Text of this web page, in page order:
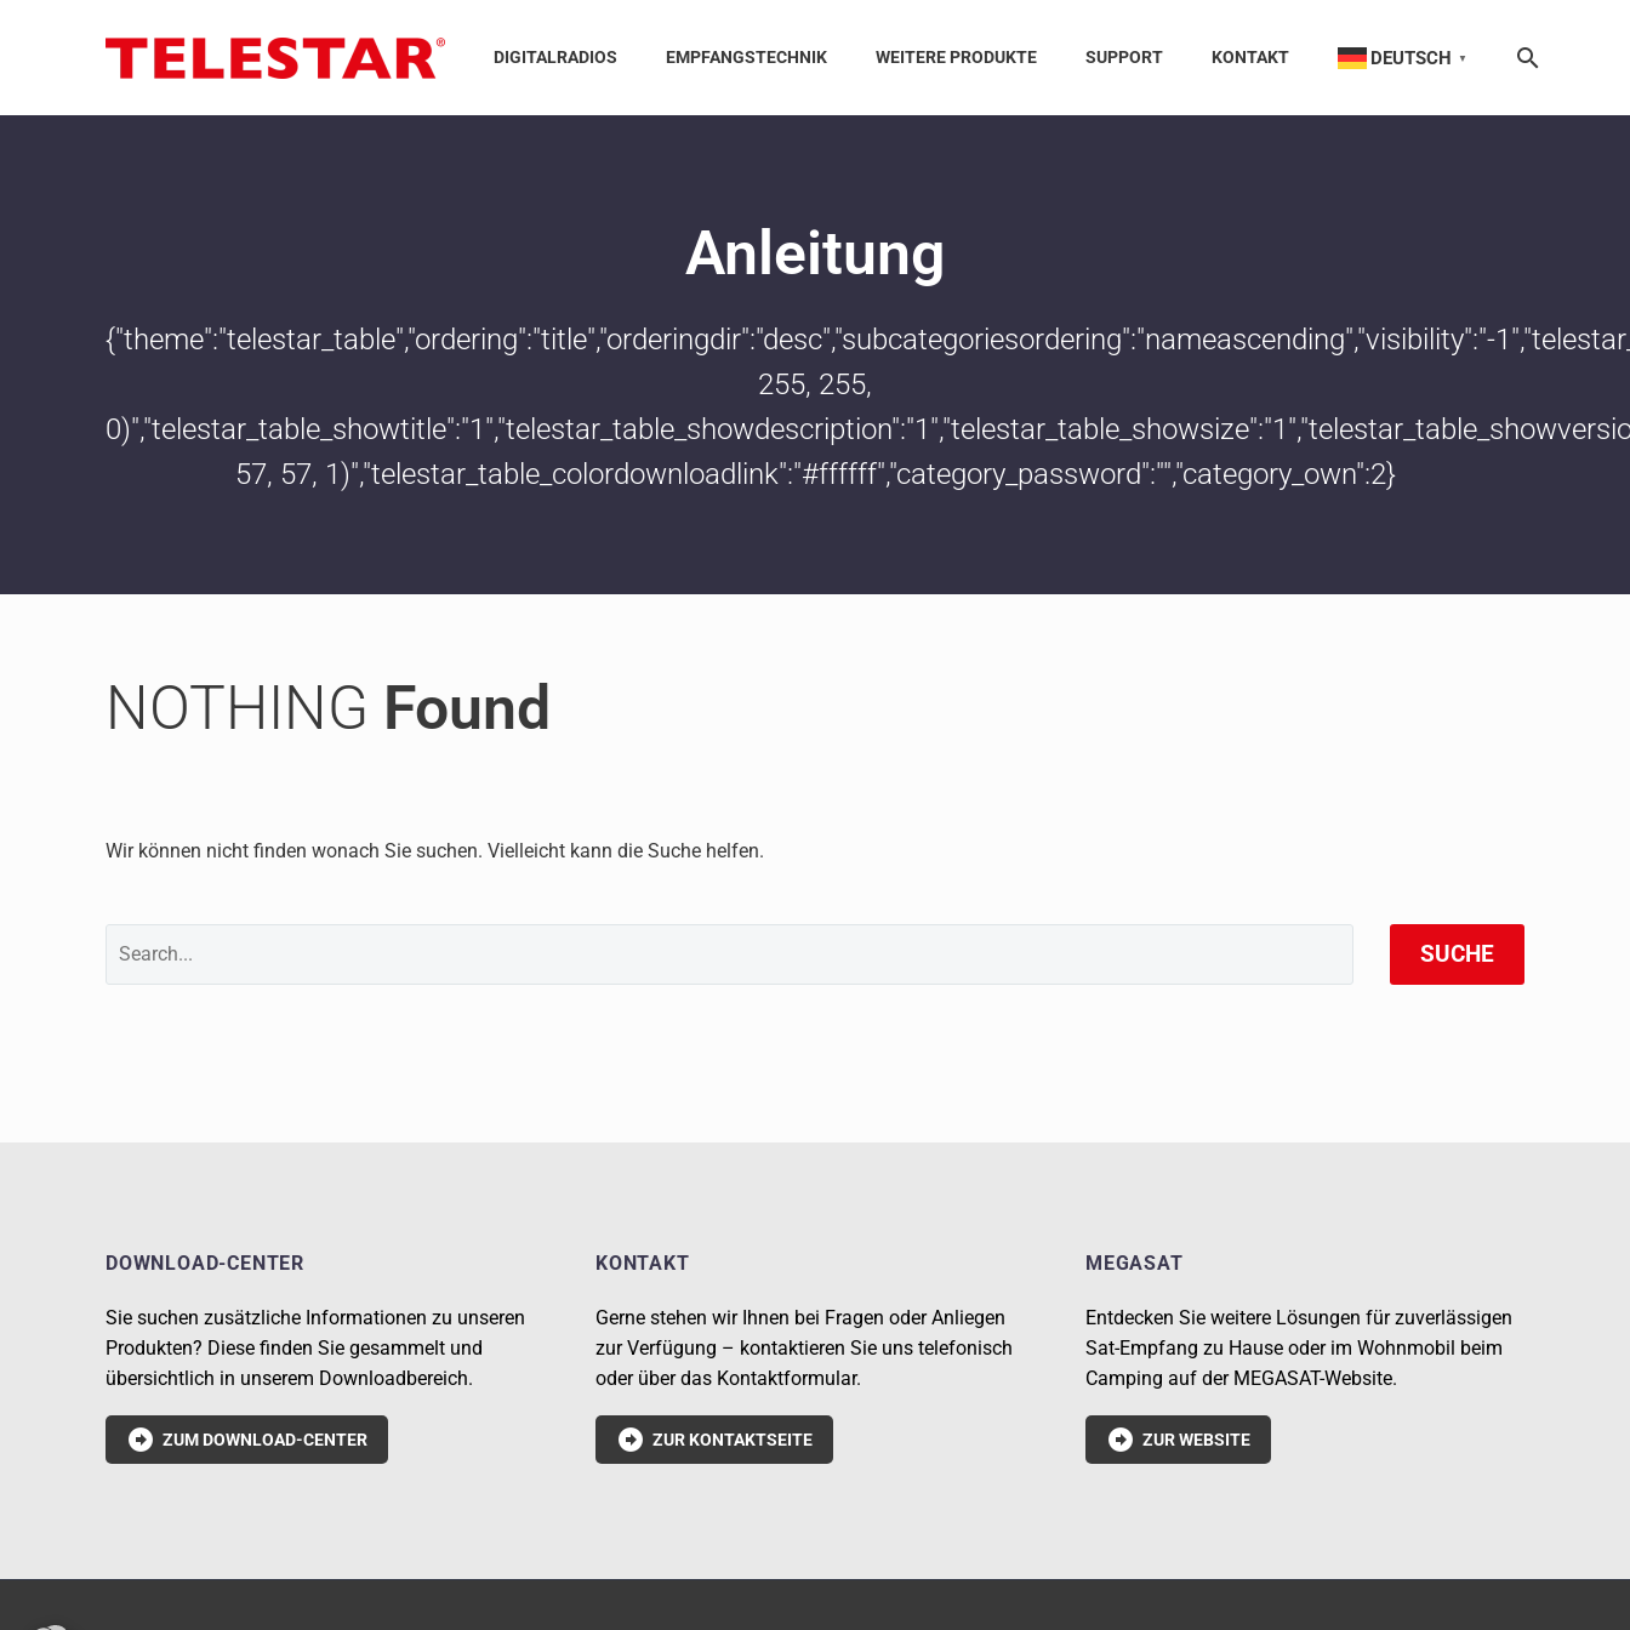
DIGITALRADIOS EMPFANGSTECHNIK WEITERE PRODUKTE SUPPORT KONTAKT DEUTSCH ▼
Anleitung
{"theme":"telestar_table","ordering":"title","orderingdir":"desc","subcategoriesordering":"nameascending","visibility":"-
255, 255,
57, 57, 1)","telestar_table_colordownloadlink":"#ffffff","category_password":"","category_own":2}
NOTHING Found
Wir können nicht finden wonach Sie suchen. Vielleicht kann die Suche helfen.
SUCHE
DOWNLOAD-CENTER
Sie suchen zusätzliche Informationen zu unseren
Produkten? Diese finden Sie gesammelt und
übersichtlich in unserem Downloadbereich.
 ZUM DOWNLOAD-CENTER
KONTAKT
Gerne stehen wir Ihnen bei Fragen oder Anliegen
zur Verfügung – kontaktieren Sie uns telefonisch
oder über das Kontaktformular.
 ZUR KONTAKTSEITE
MEGASAT
Entdecken Sie weitere Lösungen für zuverlässigen
Sat-Empfang zu Hause oder im Wohnmobil beim
Camping auf der MEGASAT-Website.
 ZUR WEBSITE